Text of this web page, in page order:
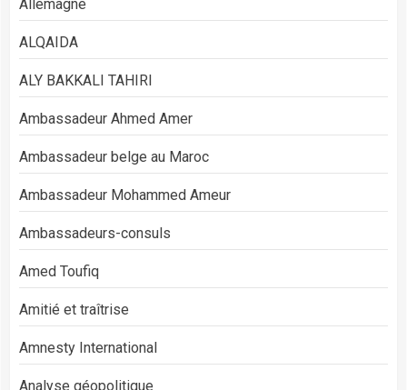
Allemagne
ALQAIDA
ALY BAKKALI TAHIRI
Ambassadeur Ahmed Amer
Ambassadeur belge au Maroc
Ambassadeur Mohammed Ameur
Ambassadeurs-consuls
Amed Toufiq
Amitié et traîtrise
Amnesty International
Analyse géopolitique